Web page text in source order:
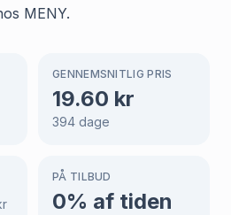
MENY.
GENNEMSNITLIG PRIS
19.60 kr
394 dage
PÅ TILBUD
0% af tiden